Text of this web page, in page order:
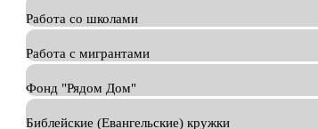
Работа со школами
Работа с мигрантами
Фонд "Рядом Дом"
Библейские (Евангельские) кружки